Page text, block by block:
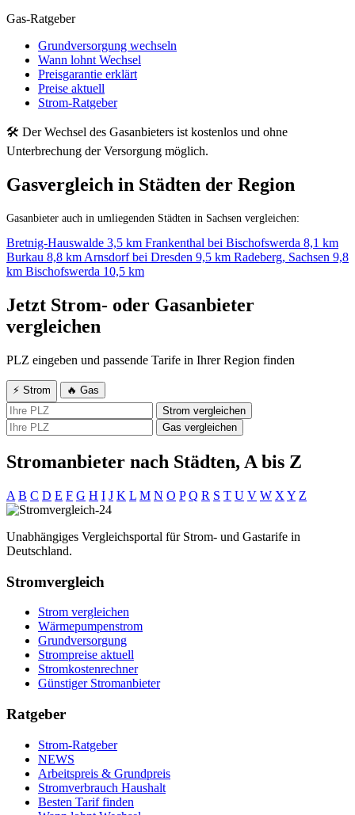
Gas-Ratgeber
Grundversorgung wechseln
Wann lohnt Wechsel
Preisgarantie erklärt
Preise aktuell
Strom-Ratgeber
🛠 Der Wechsel des Gasanbieters ist kostenlos und ohne
Unterbrechung der Versorgung möglich.
Gasvergleich in Städten der Region
Gasanbieter auch in umliegenden Städten in Sachsen vergleichen:
Bretnig-Hauswalde 3,5 km Frankenthal bei Bischofswerda 8,1 km
Burkau 8,8 km Arnsdorf bei Dresden 9,5 km Radeberg, Sachsen 9,8
km Bischofswerda 10,5 km
Jetzt Strom- oder Gasanbieter
vergleichen
PLZ eingeben und passende Tarife in Ihrer Region finden
⚡ Strom
🔥 Gas
Strom vergleichen
Gas vergleichen
Stromanbieter nach Städten, A bis Z
A B C D E F G H I J K L M N O P Q R S T U V W X Y Z
Unabhängiges Vergleichsportal für Strom- und Gastarife in
Deutschland.
Stromvergleich
Strom vergleichen
Wärmepumpenstrom
Grundversorgung
Strompreise aktuell
Stromkostenrechner
Günstiger Stromanbieter
Ratgeber
Strom-Ratgeber
NEWS
Arbeitspreis & Grundpreis
Stromverbrauch Haushalt
Besten Tarif finden